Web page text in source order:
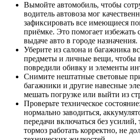
Вымойте автомобиль, чтобы
водитель автовоза мог
зафиксировать все имеющиеся
приёмке. Это помогает
выдаче авто в городе назначения.
Уберите из салона и багажника
предметы и личные вещи, чтобы
повредили обивку и элементы
Снимите нештатные световые
багажники и другие навесные
мешать погрузке или выйти из
Проверьте техническое
нормально заводиться,
передачи включаться без
тормоз работать корректно, не